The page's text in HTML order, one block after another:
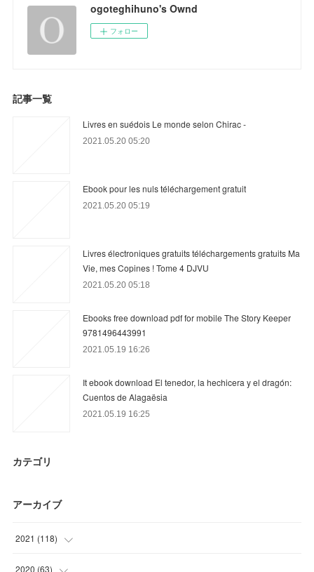
ogoteghihuno's Ownd
フォロー
記事一覧
Livres en suédois Le monde selon Chirac -
2021.05.20 05:20
Ebook pour les nuls téléchargement gratuit
2021.05.20 05:19
Livres électroniques gratuits téléchargements gratuits Ma
Vie, mes Copines ! Tome 4 DJVU
2021.05.20 05:18
Ebooks free download pdf for mobile The Story Keeper
9781496443991
2021.05.19 16:26
It ebook download El tenedor, la hechicera y el dragón:
Cuentos de Alagaësia
2021.05.19 16:25
カテゴリ
アーカイブ
2021 (118)
(34 )
2020 (63)